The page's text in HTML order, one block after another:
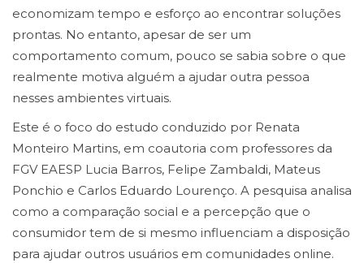
economizam tempo e esforço ao encontrar soluções
prontas. No entanto, apesar de ser um
comportamento comum, pouco se sabia sobre o que
realmente motiva alguém a ajudar outra pessoa
nesses ambientes virtuais.
Este é o foco do estudo conduzido por Renata
Monteiro Martins, em coautoria com professores da
FGV EAESP Lucia Barros, Felipe Zambaldi, Mateus
Ponchio e Carlos Eduardo Lourenço. A pesquisa analisa
como a comparação social e a percepção que o
consumidor tem de si mesmo influenciam a disposição
para ajudar outros usuários em comunidades online.